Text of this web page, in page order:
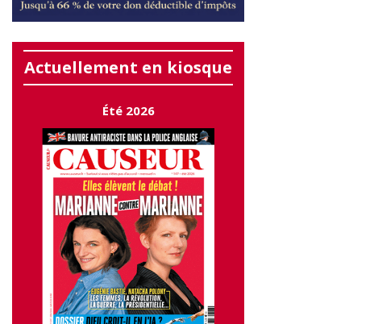
Actuellement en kiosque
Été 2026